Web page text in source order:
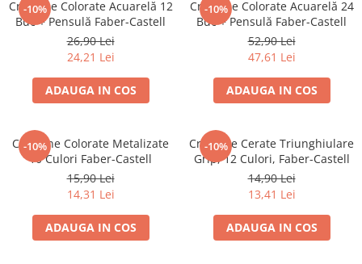
Creioane mecanice
Mine pentru creioane mecanice
Pixuri
Rollere
Stilouri
Măsurare și trasare
Rigle
Organizare și Arhivare
-10%
Creioane Colorate Acuarelă 12
Buc + Pensulă Faber-Castell
26,90 Lei
24,21 Lei
ADAUGA IN COS
-10%
Creioane Colorate Acuarelă 24
Buc + Pensulă Faber-Castell
52,90 Lei
47,61 Lei
ADAUGA IN COS
-10%
Creioane Colorate Metalizate
10 Culori Faber-Castell
15,90 Lei
14,31 Lei
ADAUGA IN COS
-10%
Creioane Cerate Triunghiulare
Grip, 12 Culori, Faber-Castell
14,90 Lei
13,41 Lei
ADAUGA IN COS